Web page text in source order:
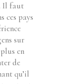
Il faut
ces pays
sur
en
de
qu’il